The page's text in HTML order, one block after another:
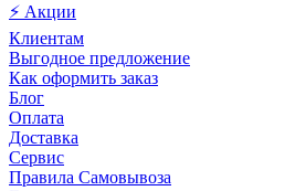
⚡ Акции
Клиентам
Выгодное предложение
Как оформить заказ
Блог
Оплата
Доставка
Сервис
Правила Самовывоза